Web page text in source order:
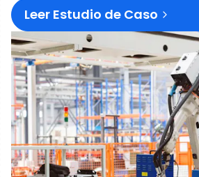
Leer Estudio de Caso